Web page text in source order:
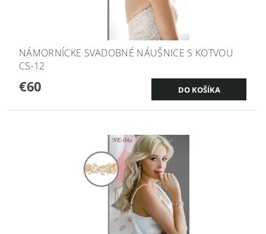
NÁMORNÍCKE SVADOBNÉ NÁUŠNICE S KOTVOU
CS-12
€60